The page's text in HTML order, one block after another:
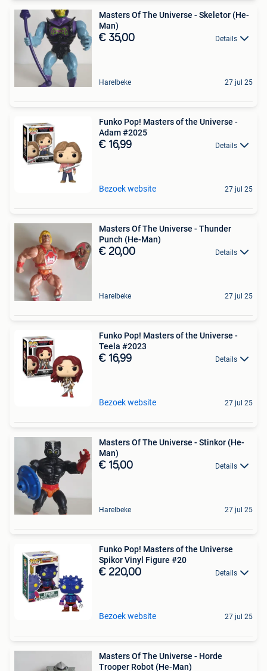
Masters Of The Universe - Skeletor (He-
Man)
€ 35,00 Details
Harelbeke 27 jul 25
Funko Pop! Masters of the Universe -
Adam #2025
€ 16,99 Details
Bezoek website 27 jul 25
Masters Of The Universe - Thunder
Punch (He-Man)
€ 20,00 Details
Harelbeke 27 jul 25
Funko Pop! Masters of the Universe -
Teela #2023
€ 16,99 Details
Bezoek website 27 jul 25
Masters Of The Universe - Stinkor (He-
Man)
€ 15,00 Details
Harelbeke 27 jul 25
Funko Pop! Masters of the Universe
Spikor Vinyl Figure #20
€ 220,00 Details
Bezoek website 27 jul 25
Masters Of The Universe - Horde
Trooper Robot (He-Man)